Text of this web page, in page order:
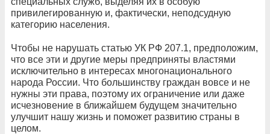
привилегированную и, фактически, неподсудную
категорию населения.
Чтобы не нарушать статью УК РФ 207.1, предположим,
что все эти и другие меры предприняты властями
исключительно в интересах многонационального
народа России. Что большинству граждан вовсе и не
нужны эти права, поэтому их ограничение или даже
исчезновение в ближайшем будущем значительно
улучшит нашу жизнь и поможет развитию страны в
целом.